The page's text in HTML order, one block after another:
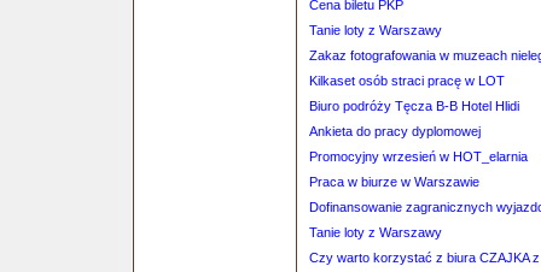
Cena biletu PKP
Tanie loty z Warszawy
Zakaz fotografowania w muzeach
Kilkaset osób straci pracę w LOT
Biuro podróży Tęcza B-B Hotel Hlidi
Ankieta do pracy dyplomowej
Promocyjny wrzesień w HOT_elarnia
Praca w biurze w Warszawie
Dofinansowanie zagranicznych
Tanie loty z Warszawy
Czy warto korzystać z biura CZAJKA